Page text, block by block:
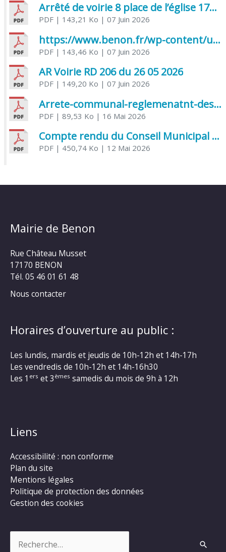
Arrêté de voirie 8 place de l’église 17170 Benon
PDF| 143,21 Ko | 07 Juin 2026
https://www.benon.fr/wp-content/uploads/2026/06/AR-Voirie-Chemin-de-Lafond-du-26-05-2026.pdf
PDF| 143,46 Ko | 07 Juin 2026
AR Voirie RD 206 du 26 05 2026
PDF| 149,20 Ko | 07 Juin 2026
Arrete-communal-reglemenatnt-des-bruits-de-voisinage-et-des-activites-bruyantes
PDF| 89,53 Ko | 16 Mai 2026
Compte rendu du Conseil Municipal du 06 mai 2026
PDF| 450,74 Ko | 12 Mai 2026
Mairie de Benon
Rue Château Musset
17170 BENON
Tél. 05 46 01 61 48
Nous contacter
Horaires d’ouverture au public :
Les lundis, mardis et jeudis de 10h-12h et 14h-17h
Les vendredis de 10h-12h et 14h-16h30
Les 1 ers et 3 èmes samedis du mois de 9h à 12h
Liens
Accessibilité : non conforme
Plan du site
Mentions légales
Politique de protection des données
Gestion des cookies